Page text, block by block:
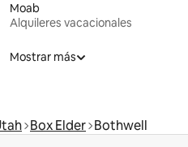
Moab
Alquileres vacacionales
Mostrar más
Box Elder Bothwell